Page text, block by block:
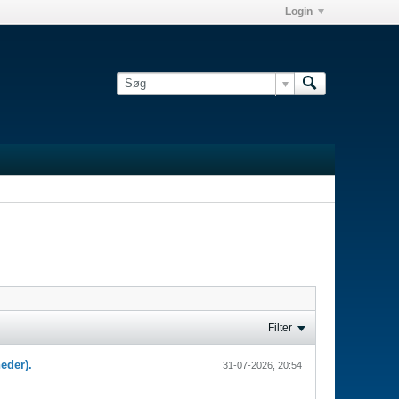
Login
Filter
31-07-2026, 20:54